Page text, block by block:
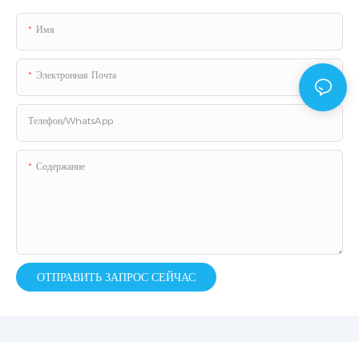
Имя
Электронная Почта
Телефон/WhatsApp
Содержание
ОТПРАВИТЬ ЗАПРОС СЕЙЧАС